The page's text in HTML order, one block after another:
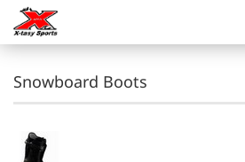
Snowboard Boots